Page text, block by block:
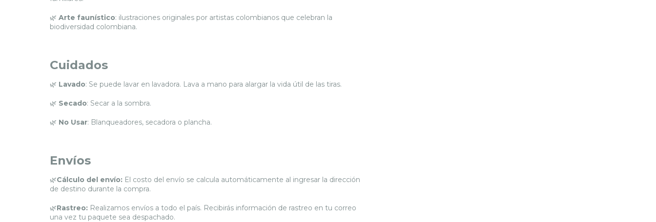
🌿 Arte faunístico: ilustraciones originales por artistas colombianos que celebran la
biodiversidad colombiana.
Cuidados
🌿 Lavado: Se puede lavar en lavadora. Lava a mano para alargar la vida útil de las tiras.
🌿 Secado: Secar a la sombra.
🌿 No Usar: Blanqueadores, secadora o plancha.
Envíos
🌿Cálculo del envío: El costo del envío se calcula automáticamente al ingresar la dirección
de destino durante la compra.
🌿Rastreo: Realizamos envíos a todo el país. Recibirás información de rastreo en tu correo
una vez tu paquete sea despachado.